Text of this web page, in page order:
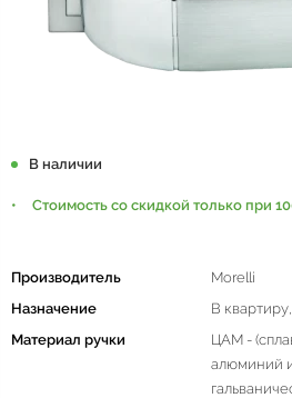
В наличии
Стоимость со скидкой только при
Производитель
Morelli
Назначение
В
Материал ручки
ЦАМ -
алюминий